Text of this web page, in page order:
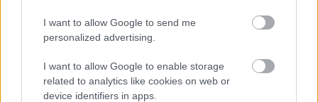
I want to allow Google to send me
personalized advertising.
I want to allow Google to enable storage
related to analytics like cookies on web or
device identifiers in apps.